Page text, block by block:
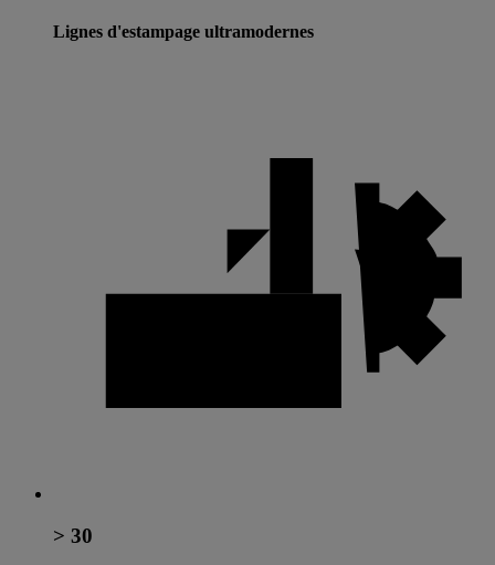
Lignes d'estampage ultramodernes
> 30